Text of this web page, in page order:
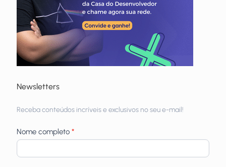
Newsletters
newsletters
Receba conteúdos incríveis e exclusivos no seu e-mail!
Nome completo *